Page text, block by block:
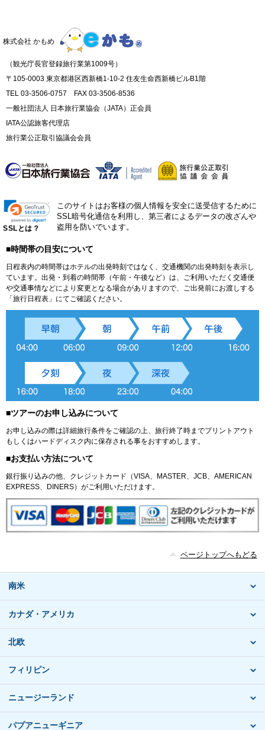
株式会社 かもめ
（観光庁長官登録旅行業第1009号）
〒105-0003 東京都港区西新橋1-10-2 住友生命西新橋ビルB1階
TEL 03-3506-0757 FAX 03-3506-8536
一般社団法人 日本旅行業協会（JATA）正会員
IATA公認旅客代理店
旅行業公正取引協議会会員
SSLとは？
このサイトはお客様の個人情報を安全に送受信するために
SSL暗号化通信を利用し、第三者によるデータの改ざんや
盗用を防いでいます。
■時間帯の目安について
日程表内の時間帯はホテルの出発時刻ではなく、交通機関の出発時刻を表示し
ています。出発・到着の時間帯（午前・午後など）は、ご利用いただく交通便
や交通事情などにより変更となる場合がありますので、ご出発前にお渡しする
「旅行日程表」にてご確認ください。
■ツアーのお申し込みについて
お申し込みの際は詳細旅行条件をご確認の上、旅行終了時までプリントアウト
もしくはハードディスク内に保存される事をおすすめします。
■お支払い方法について
銀行振り込みの他、クレジットカード（VISA、MASTER、JCB、AMERICAN
EXPRESS、DINERS）がご利用いただけます。
ページトップへもどる
南米
カナダ・アメリカ
北欧
フィリピン
ニュージーランド
パプアニューギニア